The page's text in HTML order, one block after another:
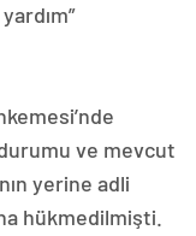
ve mevcut
yerine adli
hükmedilmişti.